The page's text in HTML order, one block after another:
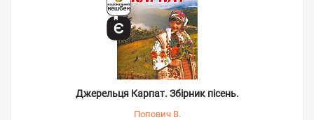
Джерельця Карпат. Збірник пісень.
Попович В.